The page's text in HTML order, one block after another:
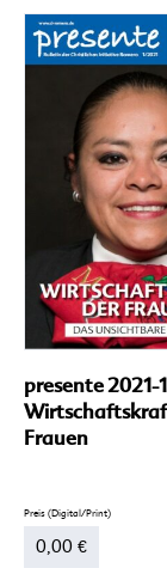
weist
mehrere
Varianten
Optionen
können
Produktseite
gewählt
werden
presente 2021-
Frauen
0,00 €